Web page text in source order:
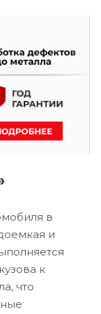
в
и
к
что